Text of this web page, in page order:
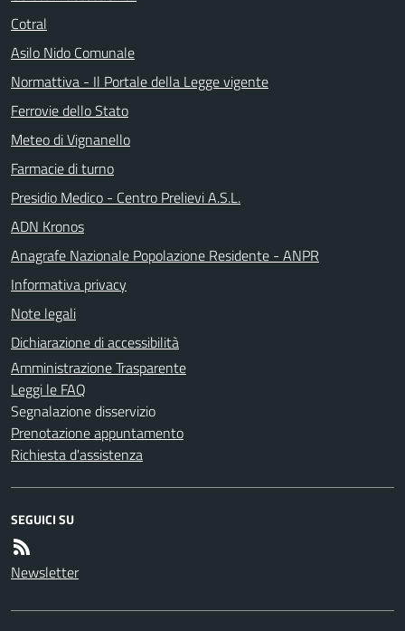
Cotral
Asilo Nido Comunale
Normattiva - Il Portale della Legge vigente
Ferrovie dello Stato
Meteo di Vignanello
Farmacie di turno
Presidio Medico - Centro Prelievi A.S.L.
ADN Kronos
Anagrafe Nazionale Popolazione Residente - ANPR
Informativa privacy
Note legali
Dichiarazione di accessibilità
Amministrazione Trasparente
Leggi le FAQ
Segnalazione disservizio
Prenotazione appuntamento
Richiesta d'assistenza
SEGUICI SU
Newsletter